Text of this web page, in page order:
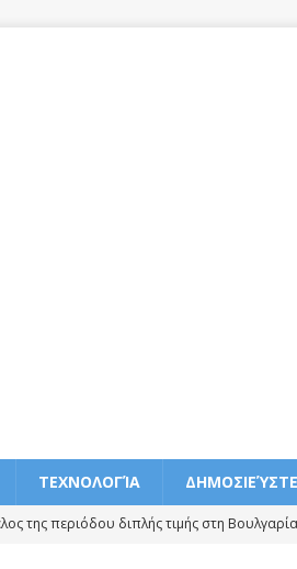
ΤΕΧΝΟΛΟΓΊΑ
της περιόδου διπλής τιμής στη Βουλγαρία